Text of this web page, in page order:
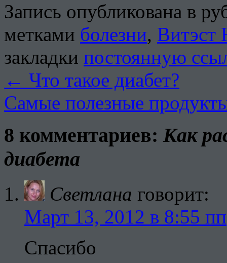
Запись опубликована в
метками болезни, Витэст
закладки постоянную
← Что такое диабет?
Самые полезные
8 комментариев: Как
диабета
Светлана говорит:
Март 13, 2012 в 8:55 пп
Спасибо